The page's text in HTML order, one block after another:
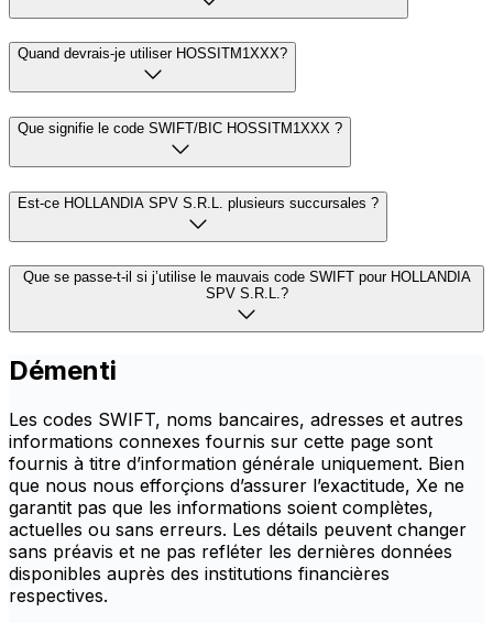
Quand devrais-je utiliser HOSSITM1XXX?
Que signifie le code SWIFT/BIC HOSSITM1XXX ?
Est-ce HOLLANDIA SPV S.R.L. plusieurs succursales ?
Que se passe-t-il si j’utilise le mauvais code SWIFT pour HOLLANDIA
SPV S.R.L.?
Démenti
Les codes SWIFT, noms bancaires, adresses et autres
informations connexes fournis sur cette page sont
fournis à titre d’information générale uniquement. Bien
que nous nous efforçions d’assurer l’exactitude, Xe ne
garantit pas que les informations soient complètes,
actuelles ou sans erreurs. Les détails peuvent changer
sans préavis et ne pas refléter les dernières données
disponibles auprès des institutions financières
respectives.